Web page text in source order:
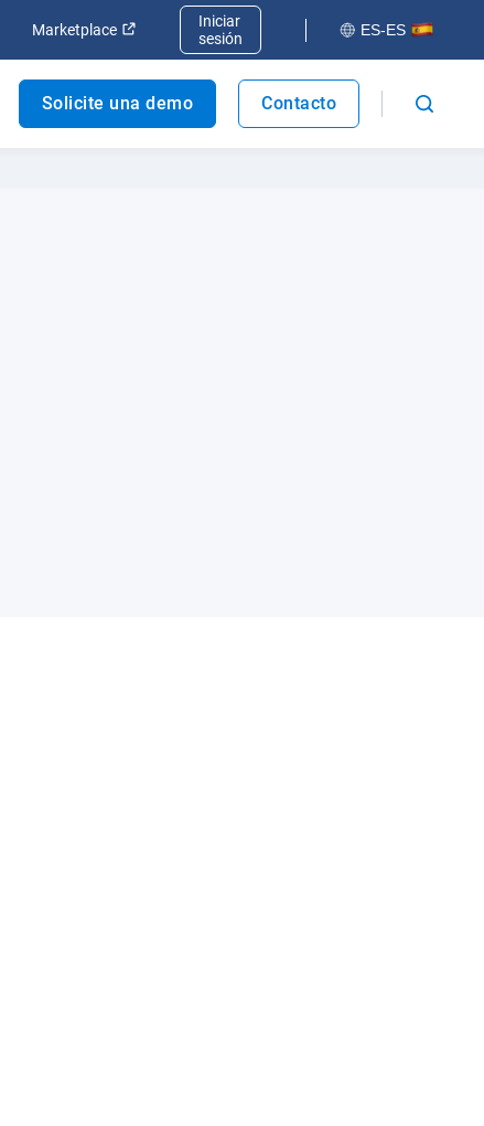
en una nueva ventana
Marketplace Abrir en una nueva ventana
Iniciar
sesión
ES-ES
Solicite una demo Contacto